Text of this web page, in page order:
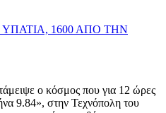
1600 ΑΠΟ ΤΗΝ
ο κόσμος που για 12 ώρες
9.84», στην Τεχνόπολη του